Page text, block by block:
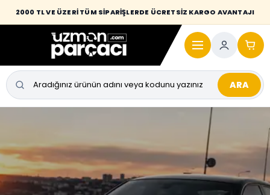
2000 TL VE ÜZERİ TÜM SİPARİŞLERDE ÜCRETSİZ KARGO AVANTAJI
ARA